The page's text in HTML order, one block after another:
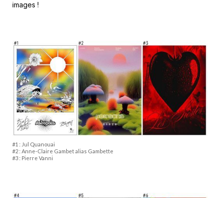
images !
#1 : Jul Quanouai
#2 : Anne-Claire Gambet alias Gambette
#3 : Pierre Vanni